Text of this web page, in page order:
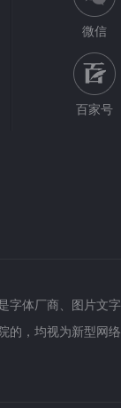
微信
百家号
字体厂商、图片文
的，均视为新型网